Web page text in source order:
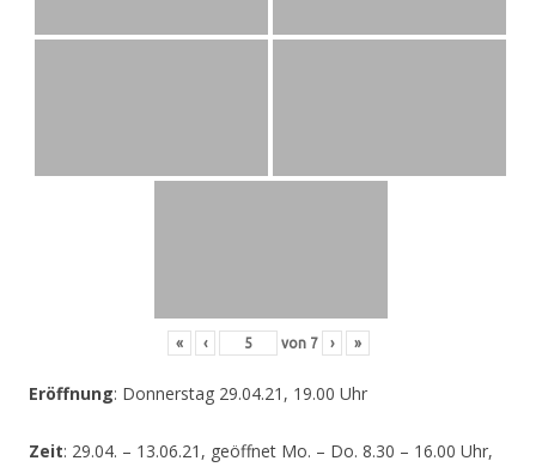
« ‹ von 7 › »
Eröffnung: Donnerstag 29.04.21, 19.00 Uhr
Zeit: 29.04. – 13.06.21, geöffnet Mo. – Do. 8.30 – 16.00 Uhr,